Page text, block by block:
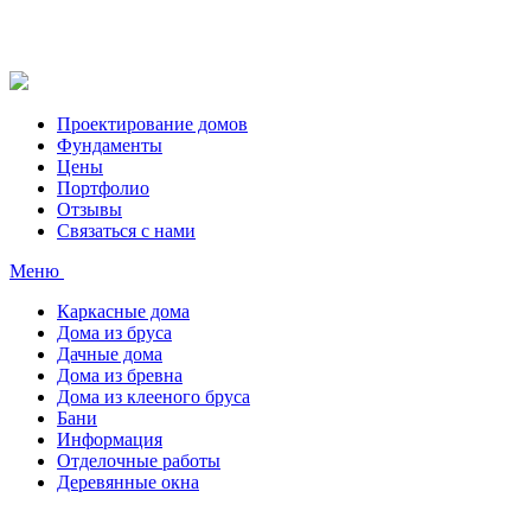
Проектирование домов
Фундаменты
Цены
Портфолио
Отзывы
Связаться с нами
Меню
Каркасные дома
Дома из бруса
Дачные дома
Дома из бревна
Дома из клееного бруса
Бани
Информация
Отделочные работы
Деревянные окна